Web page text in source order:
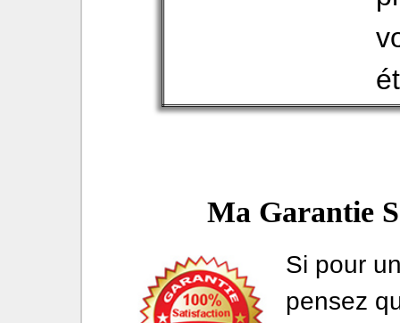
Ma Garantie
Si pour
pensez